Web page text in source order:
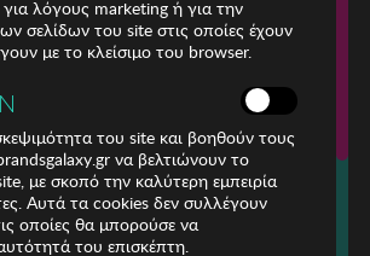
παραγγελίες καλέστε
211 18 94 400
9:30 - 14:30 & 24ώρες Φωνητική Πύλη)
λόγους marketing ή για την
σελίδων του site στις οποίες έχουν
με το κλείσιμο του browser.
του site και βοηθούν τους
να βελτιώνουν το
με σκοπό την καλύτερη εμπειρία
Αυτά τα cookies δεν συλλέγουν
οποίες θα μπορούσε να
του επισκέπτη.